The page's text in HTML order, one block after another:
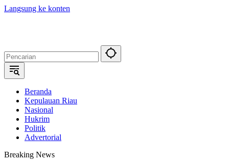
Langsung ke konten
Beranda
Kepulauan Riau
Nasional
Hukrim
Politik
Advertorial
Breaking News